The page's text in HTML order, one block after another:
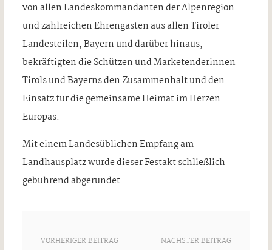
von allen Landeskommandanten der Alpenregion
und zahlreichen Ehrengästen aus allen Tiroler
Landesteilen, Bayern und darüber hinaus,
bekräftigten die Schützen und Marketenderinnen
Tirols und Bayerns den Zusammenhalt und den
Einsatz für die gemeinsame Heimat im Herzen
Europas.
Mit einem Landesüblichen Empfang am
Landhausplatz wurde dieser Festakt schließlich
gebührend abgerundet.
VORHERIGER BEITRAG NÄCHSTER BEITRAG